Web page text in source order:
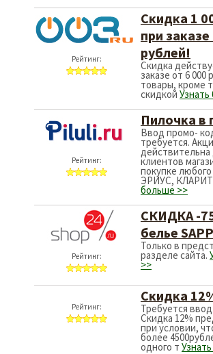
Рейтинг:
Скидка 1
при заказе
рублей!
Скидка
заказе от 6 000
товары, кроме
скидкой
Рейтинг:
Пилочка в
Ввод промо-
требуется.
действительна
клиентов
покупке
ЭРИУС,
больше >>
Рейтинг:
СКИДКА -
белье
Только в
разделе сайта.
>>
Рейтинг:
Скидка
Требуется
Скидка 12%
при условии,
более
одного т